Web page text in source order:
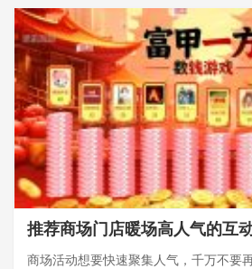
商场活动想要快速聚集人气，千万不要